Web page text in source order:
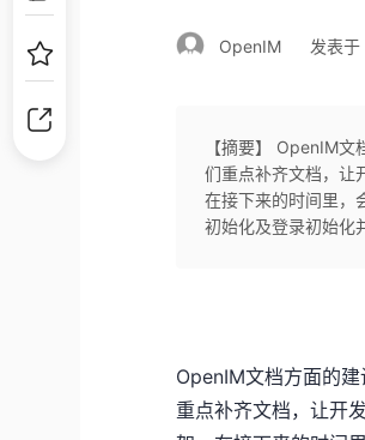
OpenIM 发表
【摘要】 OpenIM
们重点补齐文档，让
在接下来的时间里
初始化及登录初始化
OpenIM文档方面的
重点补齐文档，让开